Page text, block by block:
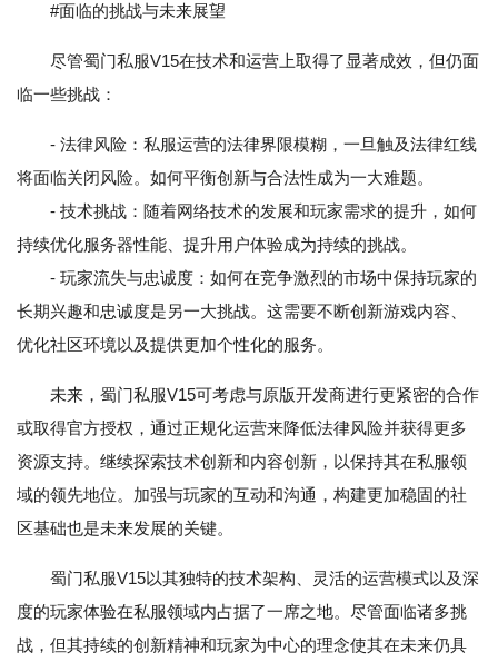
#面临的挑战与未来展望
尽管蜀门私服V15在技术和运营上取得了显著成效，但仍面
临一些挑战：
- 法律风险：私服运营的法律界限模糊，一旦触及法律红线
将面临关闭风险。如何平衡创新与合法性成为一大难题。
- 技术挑战：随着网络技术的发展和玩家需求的提升，如何
持续优化服务器性能、提升用户体验成为持续的挑战。
- 玩家流失与忠诚度：如何在竞争激烈的市场中保持玩家的
长期兴趣和忠诚度是另一大挑战。这需要不断创新游戏内容、
优化社区环境以及提供更加个性化的服务。
未来，蜀门私服V15可考虑与原版开发商进行更紧密的合作
或取得官方授权，通过正规化运营来降低法律风险并获得更多
资源支持。继续探索技术创新和内容创新，以保持其在私服领
域的领先地位。加强与玩家的互动和沟通，构建更加稳固的社
区基础也是未来发展的关键。
蜀门私服V15以其独特的技术架构、灵活的运营模式以及深
度的玩家体验在私服领域内占据了一席之地。尽管面临诸多挑
战，但其持续的创新精神和玩家为中心的理念使其在未来仍具